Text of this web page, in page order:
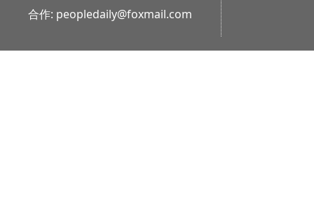
合作: peopledaily@foxmail.com